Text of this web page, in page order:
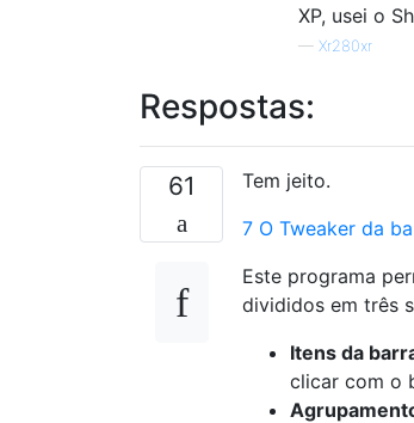
XP, usei o
— Xr280xr
Respostas:
61
Tem jeito.
7 O Tweaker da
Este programa
divididos em três
Itens da
clicar com o